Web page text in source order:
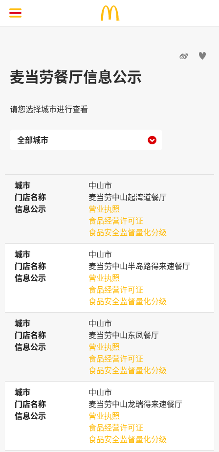
 
麦当劳餐厅信息公示
请您选择城市进行查看

城市
城市
中山市
门店名称
门店名称
麦当劳中山起湾道餐厅
信息公示
信息公示
营业执照
食品经营许可证
食品安全监督量化分级
城市
城市
中山市
门店名称
门店名称
麦当劳中山半岛路得来速餐厅
信息公示
信息公示
营业执照
食品经营许可证
食品安全监督量化分级
城市
城市
中山市
门店名称
门店名称
麦当劳中山东凤餐厅
信息公示
信息公示
营业执照
食品经营许可证
食品安全监督量化分级
城市
城市
中山市
门店名称
门店名称
麦当劳中山龙瑞得来速餐厅
信息公示
信息公示
营业执照
食品经营许可证
食品安全监督量化分级